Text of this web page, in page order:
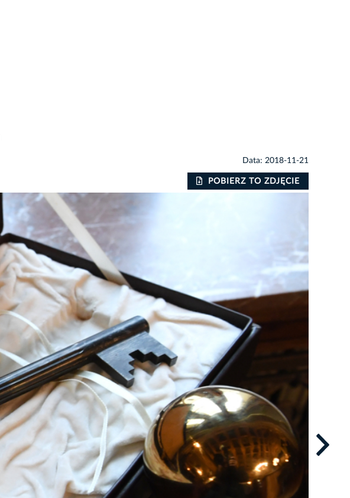
Data: 2018-11-21
POBIERZ TO ZDJĘCIE